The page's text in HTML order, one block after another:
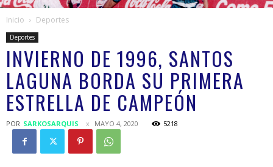
Inicio Deportes
Deportes
INVIERNO DE 1996, SANTOS
LAGUNA BORDA SU PRIMERA
ESTRELLA DE CAMPEÓN
POR SARKOSARQUIS MAYO 4, 2020 5218